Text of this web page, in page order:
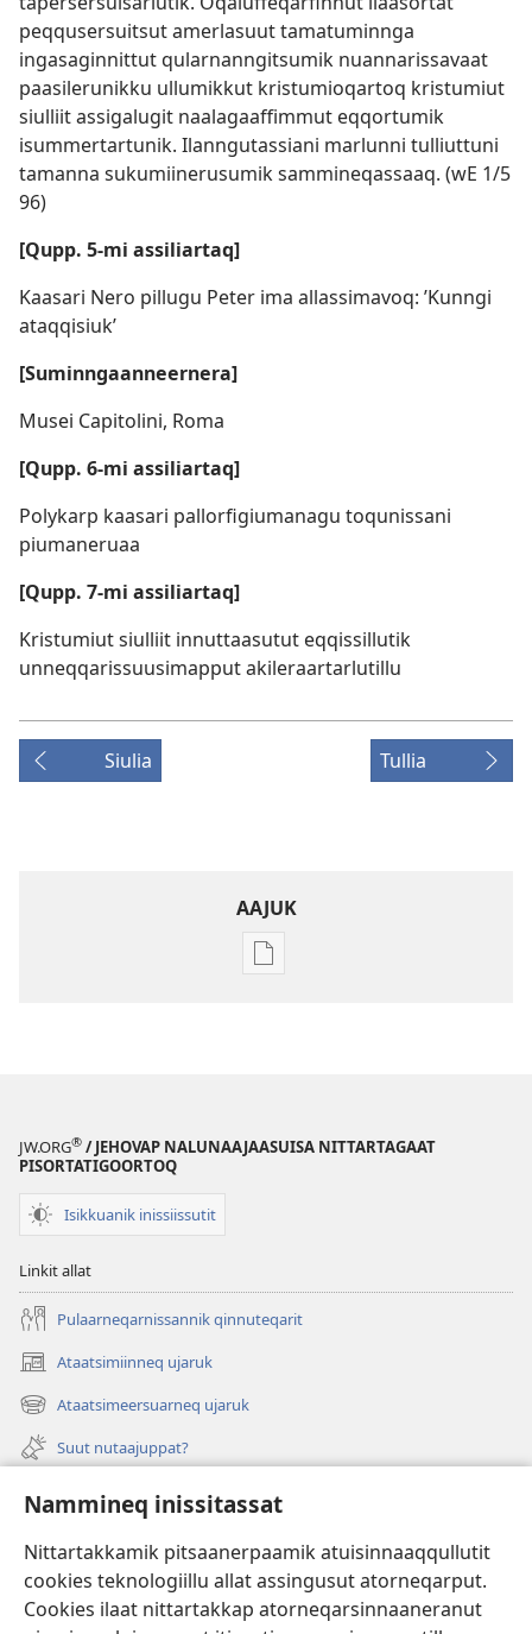
Nammineq inissitassat
Nittartakkamik pitsaanerpaamik atuisinnaaqqullutit
cookies teknologiillu allat assingusut atorneqarput.
Cookies ilaat nittartakkap atorneqarsinnaaneranut
peqqusersuitsut amerlasuut tamatuminnga
ingasaginnittut qularnanngitsumik nuannarissavaat
paasilerunikku ullumikkut kristumioqartoq kristumiut
siulliit assigalugit naalagaaffimmut eqqortumik
isummertartunik. Ilanngutassiani marlunni tulliuttuni
tamanna sukumiinerusumik sammineqassaaq. (wE 1/5
96)
[Qupp. 5-mi assiliartaq]
Kaasari Nero pillugu Peter ima allassimavoq: ’Kunngi
ataqqisiuk’
[Suminngaanneernera]
Musei Capitolini, Roma
[Qupp. 6-mi assiliartaq]
Polykarp kaasari pallorfigiumanagu toqunissani
piumaneruaa
[Qupp. 7-mi assiliartaq]
Kristumiut siulliit innuttaasutut eqqissillutik
unneqqarissuusimapput akileraartarlutillu
Siulia Tullia
AAJUK
Atuagassanik
ATUAQQISSAARUTISSAQ
JW.ORG® / JEHOVAP NALUNAAJAASUISA NITTARTAGAAT
PISORTATIGOORTOQ
Isikkuanik inissiissutit
Linkit allat
Pulaarneqarnissannik qinnuteqarit
Ataatsimiinneq ujaruk
(opens
new
window)
Ataatsimeersuarneq ujaruk
(opens
new
window)
Suut nutaajuppat?
Isiginnaagassiat
Tunissuteqarneq
(opens
new